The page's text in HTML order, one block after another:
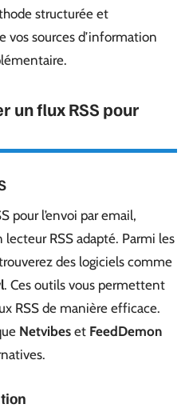
structurée et
vos sources d’information
un flux RSS pour
pour l’envoi par email,
RSS adapté. Parmi les
des logiciels comme
. Ces outils vous permettent
RSS de manière efficace.
Netvibes et FeedDemon